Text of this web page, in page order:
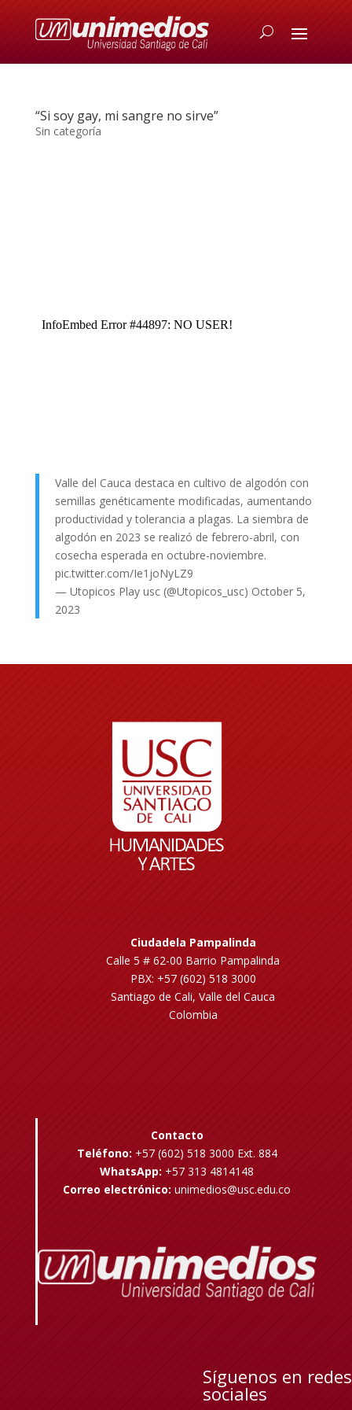
“Si soy gay, mi sangre no sirve”
Sin categoría
Valle del Cauca destaca en cultivo de algodón con
semillas genéticamente modificadas, aumentando
productividad y tolerancia a plagas. La siembra de
algodón en 2023 se realizó de febrero-abril, con
cosecha esperada en octubre-noviembre.
pic.twitter.com/Ie1joNyLZ9
— Utopicos Play usc (@Utopicos_usc) October 5,
2023
Ciudadela Pampalinda
Calle 5 # 62-00 Barrio Pampalinda
PBX: +57 (602) 518 3000
Santiago de Cali, Valle del Cauca
Colombia
Contacto
Teléfono: +57 (602) 518 3000 Ext. 884
WhatsApp: +57 313 4814148
Correo electrónico: unimedios@usc.edu.co
Síguenos en redes
sociales